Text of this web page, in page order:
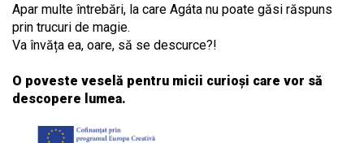
Apar multe întrebări, la care Agáta nu poate găsi răspuns
prin trucuri de magie.
Va învăța ea, oare, să se descurce?!
O poveste veselă pentru micii curioși care vor să
descopere lumea.